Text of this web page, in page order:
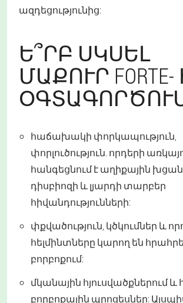
ազդեցությունից:
Ե՞ՐԲ ՍԿՍԵԼ
ՄԱՔՈՒՐ FORTE-
հաճախակի փորկապություն,
փորլուծություն. որդերի
հանգեցնում է աղիքային
դիսբիոզի և լյարդի տարբեր
հիվանդությունների:
փքվածություն, կծկումներ և
հելմինտները կարող են
բորբոքում:
մկանային հյուսվածքներում և
բորբոքային պրոցեսներ: